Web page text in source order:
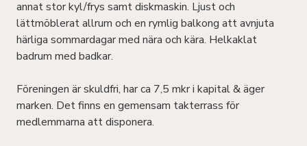
annat stor kyl/frys samt diskmaskin. Ljust och
lättmöblerat allrum och en rymlig balkong att avnjuta
härliga sommardagar med nära och kära. Helkaklat
badrum med badkar.
Föreningen är skuldfri, har ca 7,5 mkr i kapital & äger
marken. Det finns en gemensam takterrass för
medlemmarna att disponera.